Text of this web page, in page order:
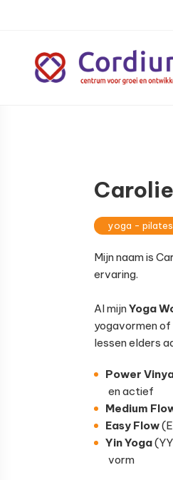
hoofdnavigatie
hoofd
inhoud
voettekst
yoga - pilates
Mijn naam is
ervaring.
Al mijnYoga
yogavormen of
lessen elders
Power
en actief
Medium
Easy Flow
Yin Yoga
vorm